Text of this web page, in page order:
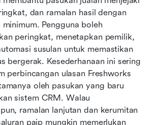
dan ramalan hasil dengan
minimum. Pengguna boleh
peringkat, menetapkan pemilik,
susulan untuk memastikan
bergerak. Kesederhanaan ini sering
perbincangan ulasan Freshworks
oleh pasukan yang baru
sistem CRM. Walau
ramalan lanjutan dan kerumitan
paip mungkin memerlukan